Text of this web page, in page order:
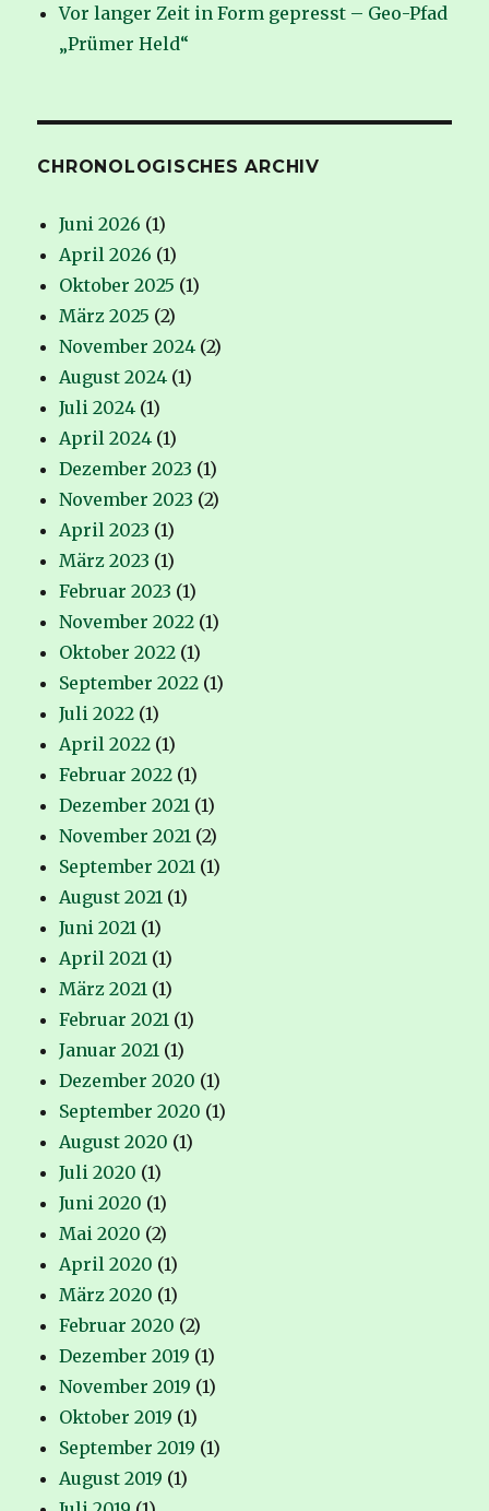
Vor langer Zeit in Form gepresst – Geo-Pfad
„Prümer Held“
CHRONOLOGISCHES ARCHIV
Juni 2026 (1)
April 2026 (1)
Oktober 2025 (1)
März 2025 (2)
November 2024 (2)
August 2024 (1)
Juli 2024 (1)
April 2024 (1)
Dezember 2023 (1)
November 2023 (2)
April 2023 (1)
März 2023 (1)
Februar 2023 (1)
November 2022 (1)
Oktober 2022 (1)
September 2022 (1)
Juli 2022 (1)
April 2022 (1)
Februar 2022 (1)
Dezember 2021 (1)
November 2021 (2)
September 2021 (1)
August 2021 (1)
Juni 2021 (1)
April 2021 (1)
März 2021 (1)
Februar 2021 (1)
Januar 2021 (1)
Dezember 2020 (1)
September 2020 (1)
August 2020 (1)
Juli 2020 (1)
Juni 2020 (1)
Mai 2020 (2)
April 2020 (1)
März 2020 (1)
Februar 2020 (2)
Dezember 2019 (1)
November 2019 (1)
Oktober 2019 (1)
September 2019 (1)
August 2019 (1)